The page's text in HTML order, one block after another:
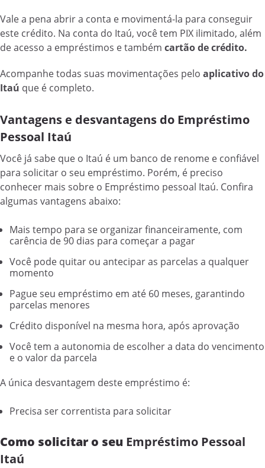
Vale a pena abrir a conta e movimentá-la para conseguir
este crédito. Na conta do Itaú, você tem PIX ilimitado, além
de acesso a empréstimos e também cartão de crédito.
Acompanhe todas suas movimentações pelo aplicativo do
Itaú que é completo.
Vantagens e desvantagens do Empréstimo
Pessoal Itaú
Você já sabe que o Itaú é um banco de renome e confiável
para solicitar o seu empréstimo. Porém, é preciso
conhecer mais sobre o Empréstimo pessoal Itaú. Confira
algumas vantagens abaixo:
Mais tempo para se organizar financeiramente, com
carência de 90 dias para começar a pagar
Você pode quitar ou antecipar as parcelas a qualquer
momento
Pague seu empréstimo em até 60 meses, garantindo
parcelas menores
Crédito disponível na mesma hora, após aprovação
Você tem a autonomia de escolher a data do vencimento
e o valor da parcela
A única desvantagem deste empréstimo é:
Precisa ser correntista para solicitar
Como solicitar o seu Empréstimo Pessoal
Itaú